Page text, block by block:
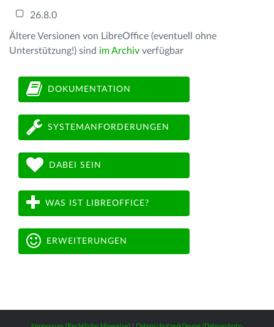
26.8.0
Ältere Versionen von LibreOffice (eventuell ohne
Unterstützung!) sind im Archiv verfügbar
DOKUMENTATION
SYSTEMANFORDERUNGEN
DABEI SEIN
WAS IST LIBREOFFICE?
ERWEITERUNGEN